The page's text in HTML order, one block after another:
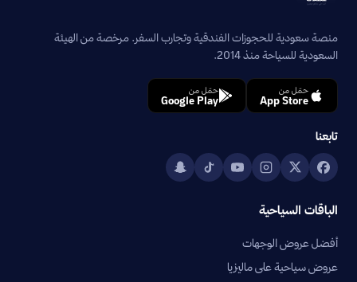
منصة سعودية للحجوزات الفندقية وتجارب السفر. مرخصة من الهيئة
السعودية للسياحة منذ 2014.
حمّل من
App Store
حمّل من
Google Play
تابعنا
الباقات السياحية
أفضل عروض الوجهات
عروض سياحية على ماليزيا